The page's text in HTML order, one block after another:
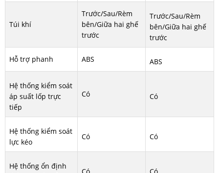
Túi khí
Trước/Sau/Rèm
bên/Giữa hai ghế
trước
Trước/Sau/Rèm
bên/Giữa hai ghế
trước
Hỗ trợ phanh ABS ABS
Hệ thống kiểm soát
áp suất lốp trực
tiếp
Có Có
Hệ thống kiểm soát
lực kéo
Có Có
Hệ thống ổn định